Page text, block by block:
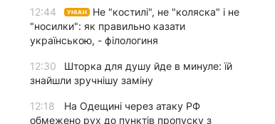
12:44 УНІАН
Не "костилі", не "коляска" і не
"носилки": як правильно казати
українською, - філологиня
12:30
Шторка для душу йде в минуле: їй
знайшли зручнішу заміну
12:18
На Одещині через атаку РФ
обмежено рух до пунктів пропуску з